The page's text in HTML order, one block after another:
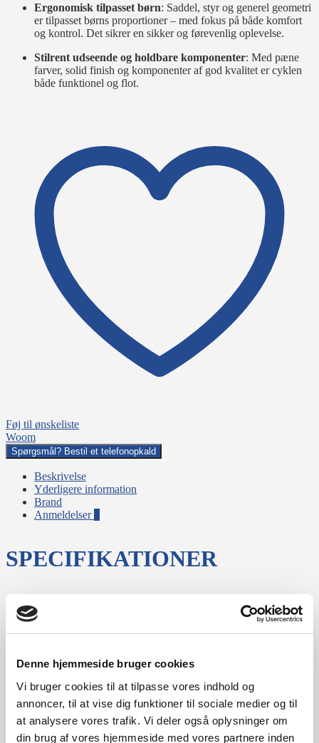
Denne hjemmeside bruger cookies
Vi bruger cookies til at tilpasse vores indhold og
annoncer, til at vise dig funktioner til sociale medier og til
at analysere vores trafik. Vi deler også oplysninger om
din brug af vores hjemmeside med vores partnere inden
Ergonomisk tilpasset børn: Saddel, styr og generel geometri
er tilpasset børns proportioner – med fokus på både komfort
og kontrol. Det sikrer en sikker og førevenlig oplevelse.
Stilrent udseende og holdbare komponenter: Med pæne
farver, solid finish og komponenter af god kvalitet er cyklen
både funktionel og flot.
Føj til ønskeliste
Woom
Spørgsmål? Bestil et telefonopkald
Beskrivelse
Yderligere information
Brand
Anmeldelser
SPECIFIKATIONER
Let AA-6061-aluminium
Decal Hvid
Gear
Sturmey-Archer
Automatic 2g
Sadel Ergonomisk form